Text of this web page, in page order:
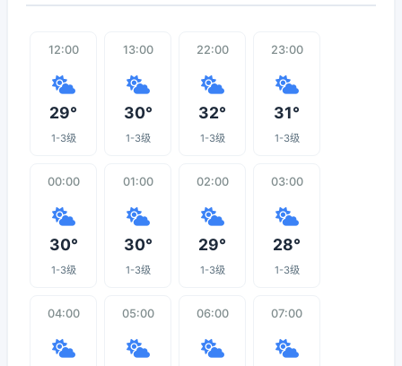
12:00
29°
1-3级
13:00
30°
1-3级
22:00
32°
1-3级
23:00
31°
1-3级
00:00
30°
1-3级
01:00
30°
1-3级
02:00
29°
1-3级
03:00
28°
1-3级
04:00 05:00 06:00 07:00